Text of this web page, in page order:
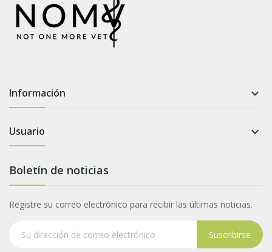
Información 
Usuario 
Boletín de noticias
Registre su correo electrónico para recibir las últimas noticias.
Suscribirse